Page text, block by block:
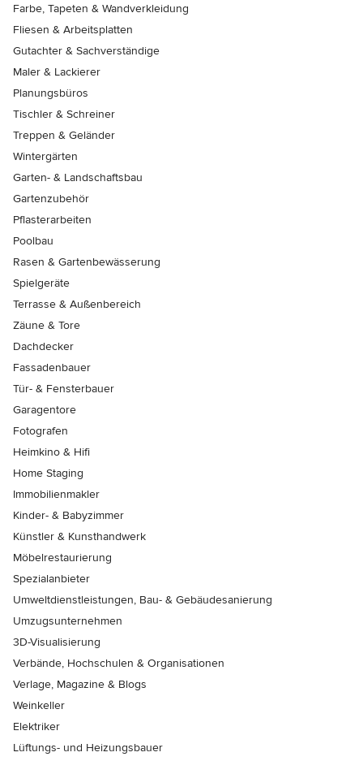
Farbe, Tapeten & Wandverkleidung
Fliesen & Arbeitsplatten
Gutachter & Sachverständige
Maler & Lackierer
Planungsbüros
Tischler & Schreiner
Treppen & Geländer
Wintergärten
Garten- & Landschaftsbau
Gartenzubehör
Pflasterarbeiten
Poolbau
Rasen & Gartenbewässerung
Spielgeräte
Terrasse & Außenbereich
Zäune & Tore
Dachdecker
Fassadenbauer
Tür- & Fensterbauer
Garagentore
Fotografen
Heimkino & Hifi
Home Staging
Immobilienmakler
Kinder- & Babyzimmer
Künstler & Kunsthandwerk
Möbelrestaurierung
Spezialanbieter
Umweltdienstleistungen, Bau- & Gebäudesanierung
Umzugsunternehmen
3D-Visualisierung
Verbände, Hochschulen & Organisationen
Verlage, Magazine & Blogs
Weinkeller
Elektriker
Lüftungs- und Heizungsbauer